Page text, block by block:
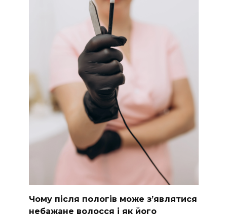
Чому після пологів може з’являтися
небажане волосся і як його